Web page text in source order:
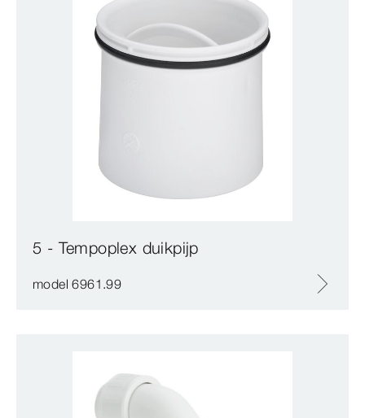
5 - Tempoplex duikpijp
model 6961.99